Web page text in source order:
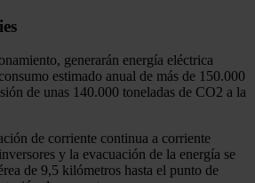
generarán energía eléctrica
estimado anual de más de 150.000
de unas 140.000 toneladas de CO2 a la
de corriente continua a corriente
y la evacuación de la energía se
de 9,5 kilómetros hasta el punto de